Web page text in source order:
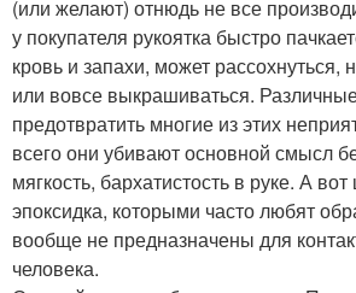
(или желают) отнюдь не все
у покупателя рукоятка быстро
кровь и запахи, может рассохнуться,
или вовсе выкрашиваться.
предотвратить многие из этих
всего они убивают основной смысл
мягкость, бархатистость в руке. А
эпоксидка, которыми часто любят
вообще не предназначены для
человека.